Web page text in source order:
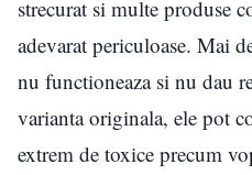
strecurat si multe produse
adevarat periculoase. Mai
nu functioneaza si nu dau
varianta originala, ele pot
extrem de toxice precum